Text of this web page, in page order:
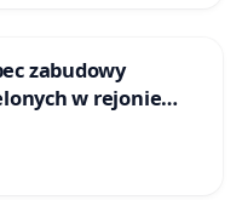
zabudowy
w rejonie
Białej